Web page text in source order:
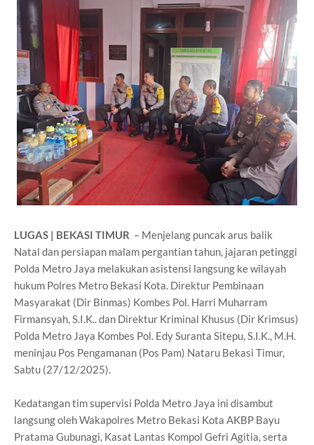
LUGAS | BEKASI TIMUR – Menjelang puncak arus balik
Natal dan persiapan malam pergantian tahun, jajaran petinggi
Polda Metro Jaya melakukan asistensi langsung ke wilayah
hukum Polres Metro Bekasi Kota. Direktur Pembinaan
Masyarakat (Dir Binmas) Kombes Pol. Harri Muharram
Firmansyah, S.I.K.. dan Direktur Kriminal Khusus (Dir Krimsus)
Polda Metro Jaya Kombes Pol. Edy Suranta Sitepu, S.I.K., M.H.
meninjau Pos Pengamanan (Pos Pam) Nataru Bekasi Timur,
Sabtu (27/12/2025).
Kedatangan tim supervisi Polda Metro Jaya ini disambut
langsung oleh Wakapolres Metro Bekasi Kota AKBP Bayu
Pratama Gubunagi, Kasat Lantas Kompol Gefri Agitia, serta